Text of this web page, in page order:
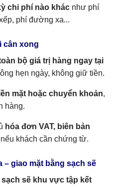
chi phí nào khác như phí
phí đường xa...
cân xong
bộ giá trị hàng ngay tại
hẹn ngày, không giữ tiền.
mặt hoặc chuyển khoản,
hàng.
hóa đơn VAT, biên bản
nếu khách cần chứng từ.
– giao mặt bằng sạch sẽ
sẽ khu vực tập kết